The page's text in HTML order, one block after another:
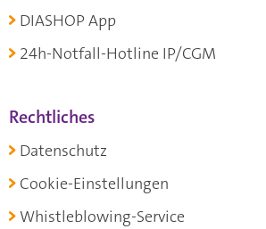
DIASHOP App
24h-Notfall-Hotline IP/CGM
Rechtliches
Datenschutz
Cookie-Einstellungen
Whistleblowing-Service